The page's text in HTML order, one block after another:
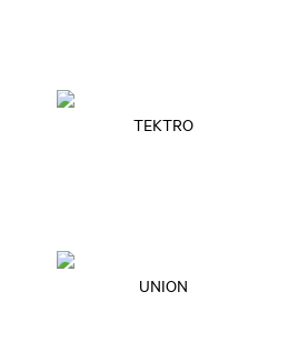
TEKTRO
UNION